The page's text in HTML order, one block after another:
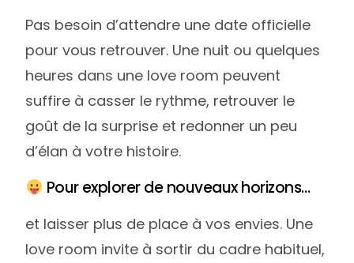
Pas besoin d’attendre une date officielle
pour vous retrouver. Une nuit ou quelques
heures dans une love room peuvent
suffire à casser le rythme, retrouver le
goût de la surprise et redonner un peu
d’élan à votre histoire.
Pour explorer de nouveaux horizons…
et laisser plus de place à vos envies. Une
love room invite à sortir du cadre habituel,